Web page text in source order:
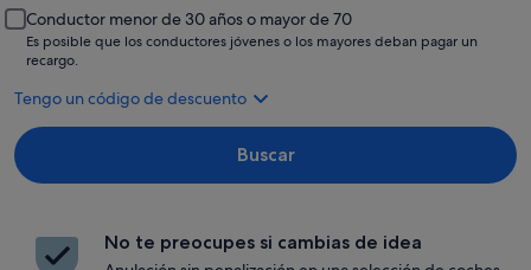
Conductor menor de 30 años o mayor de 70
Es posible que los conductores jóvenes o los mayores deban pagar un
recargo.
Tengo un código de descuento
Buscar
No te preocupes si cambias de idea